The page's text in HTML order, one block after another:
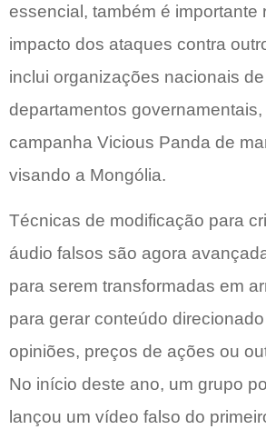
essencial, também é importante
impacto dos ataques contra
inclui organizações nacionais
departamentos governamentais,
campanha Vicious Panda de
visando a Mongólia.
Técnicas de modificação para
áudio falsos são agora
para serem transformadas em
para gerar conteúdo
opiniões, preços de ações ou
No início deste ano, um grupo
lançou um vídeo falso do